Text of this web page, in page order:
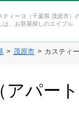
ティーヨ（千葉県 茂原市）
は、お部屋探しのエイブル
茂原市 カスティ
アパー